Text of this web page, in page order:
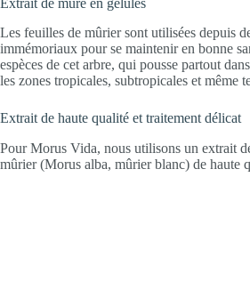
Les feuilles de mûrier sont utilisées depuis
immémoriaux pour se maintenir en bonne
espèces de cet arbre, qui pousse partout
les zones tropicales, subtropicales et même
Extrait de haute qualité et traitement délicat
Pour Morus Vida, nous utilisons un extrait
mûrier (Morus alba, mûrier blanc) de haute